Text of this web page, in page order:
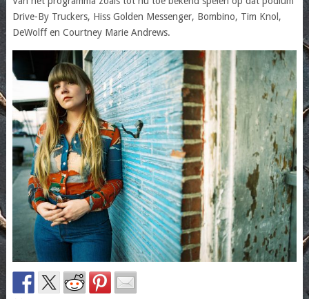
Drive-By Truckers, Hiss Golden Messenger, Bombino, Tim Knol,
DeWolff en Courtney Marie Andrews.